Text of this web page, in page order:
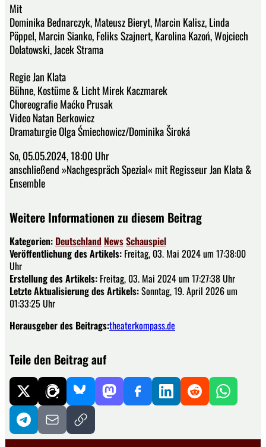
Mit
Dominika Bednarczyk, Mateusz Bieryt, Marcin Kalisz, Linda
Pöppel, Marcin Sianko, Feliks Szajnert, Karolina Kazoń, Wojciech
Dolatowski, Jacek Strama
Regie Jan Klata
Bühne, Kostüme & Licht Mirek Kaczmarek
Choreografie Maćko Prusak
Video Natan Berkowicz
Dramaturgie Olga Śmiechowicz/Dominika Široká
So, 05.05.2024, 18:00 Uhr
anschließend »Nachgespräch Spezial« mit Regisseur Jan Klata &
Ensemble
Weitere Informationen zu diesem Beitrag
Kategorien: Deutschland NewsSchauspiel
Veröffentlichung des Artikels: Freitag, 03. Mai 2024 um 17:38:00
Uhr
Erstellung des Artikels: Freitag, 03. Mai 2024 um 17:27:38 Uhr
Letzte Aktualisierung des Artikels:Sonntag, 19. April 2026 um
01:33:25 Uhr
Herausgeber des Beitrags:theaterkompass.de
Teile den Beitrag auf